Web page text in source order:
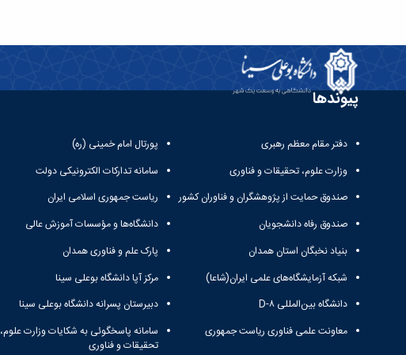
پیوندها
دفتر مقام معظم رهبری
وزارت علوم، تحقیقات و فناوری
صندوق حمایت از پژوهشگران و فناوران کشور
صندوق رفاه دانشجویان
بنیاد نخبگان استان همدان
شبکه آزمایشگاه‌های علمی ایران(شاعا)
دانشگاه بین‌المللی D-۸
معاونت علمی فناوری ریاست جمهوری
پورتال امام خمینی (ره)
سامانه تدارکات الکترونیکی دولت
ریاست جمهوری اسلامی ایران
دانشگاه‌ها و مؤسسات آموزش عالی
پارک علم و فناوری همدان
مرکز آپا دانشگاه بوعلی سینا
دبیرستان پسرانه دانشگاه بوعلی سینا
سامانه پاسخگوئی به شکایات وزارت علوم،
تحقیقات و فناوری